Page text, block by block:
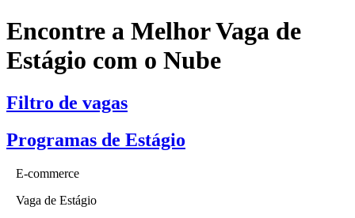
Encontre a Melhor Vaga de
Estágio com o Nube
Filtro de vagas
Programas de Estágio
E-commerce
Vaga de Estágio